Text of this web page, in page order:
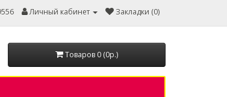
Личный кабинет Закладки (0)
Товаров 0 (0р.)